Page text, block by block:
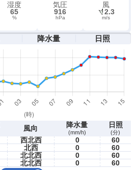
湿度
65
%
気圧
916
hPa
風
2.3
m/s
降水量 日照
風向 降水量
(mm/h)
日照
(分)
西北西 0
60
北西 0
60
北北西 0
60
北北西 0 60